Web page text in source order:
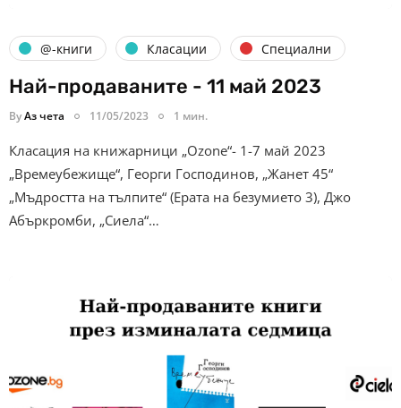
@-книги Класации Специални
Най-продаваните - 11 май 2023
ByАз чета 11/05/2023 1 мин.
Класация на книжарници „Ozone“- 1-7 май 2023
„Времеубежище“, Георги Господинов, „Жанет 45“
„Мъдростта на тълпите“ (Ерата на безумието 3), Джо
Абъркромби, „Сиела“…